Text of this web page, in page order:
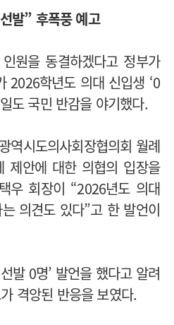
발” 후폭풍 예고
원을 동결하겠다고 정부가
2026학년도 의대 신입생 ‘0
도 국민 반감을 야기했다.
역시도의사회장협의회 월례
제안에 대한 의협의 입장을
우 회장이 “2026년도 의대
의견도 있다”고 한 발언이
발 0명’ 발언을 했다고 알려
격앙된 반응을 보였다.